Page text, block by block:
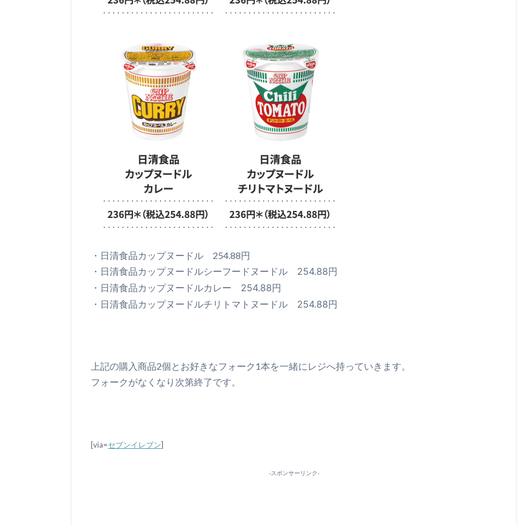
・日清食品カップヌードル 254.88円
・ 日清食品カップヌードルシーフードヌードル 254.88円
・ 日清食品カップヌードルカレー 254.88円
・ 日清食品カップヌードルチリトマトヌードル 254.88円
上記の購入商品2個とお好きなフォーク1本を一緒にレジへ持っていきます。
フォークがなくなり次第終了です。
[via=セブンイレブン]
-スポンサーリンク-